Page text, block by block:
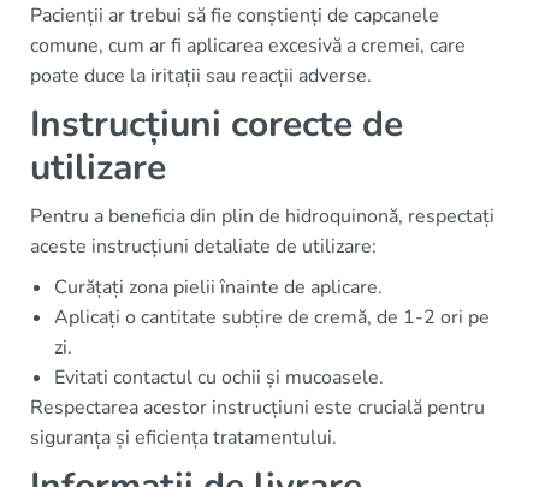
Pacienții ar trebui să fie conștienți de capcanele
comune, cum ar fi aplicarea excesivă a cremei, care
poate duce la iritații sau reacții adverse.
Instrucțiuni corecte de
utilizare
Pentru a beneficia din plin de hidroquinonă, respectați
aceste instrucțiuni detaliate de utilizare:
Curățați zona pielii înainte de aplicare.
Aplicați o cantitate subțire de cremă, de 1-2 ori pe
zi.
Evitati contactul cu ochii și mucoasele.
Respectarea acestor instrucțiuni este crucială pentru
siguranța și eficiența tratamentului.